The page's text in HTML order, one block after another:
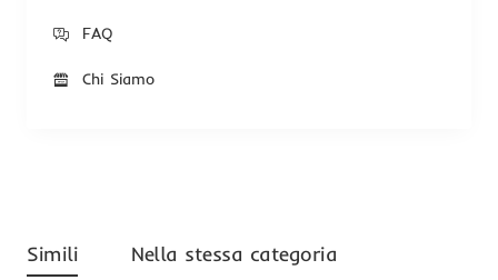
FAQ
Chi Siamo
Simili Nella stessa categoria